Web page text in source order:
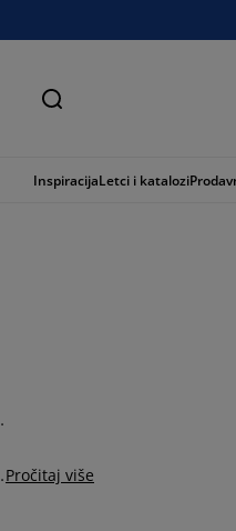
Traži
InspiracijaLetci i katalozi
Pročitaj više